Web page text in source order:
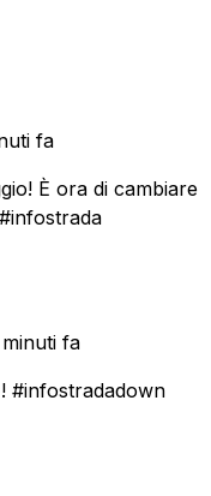
fa
È ora di cambiare
minuti fa